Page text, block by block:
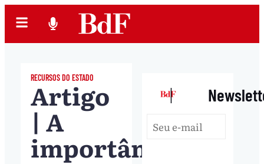
RECURSOS DO ESTADO
Artigo
| A
importância
|